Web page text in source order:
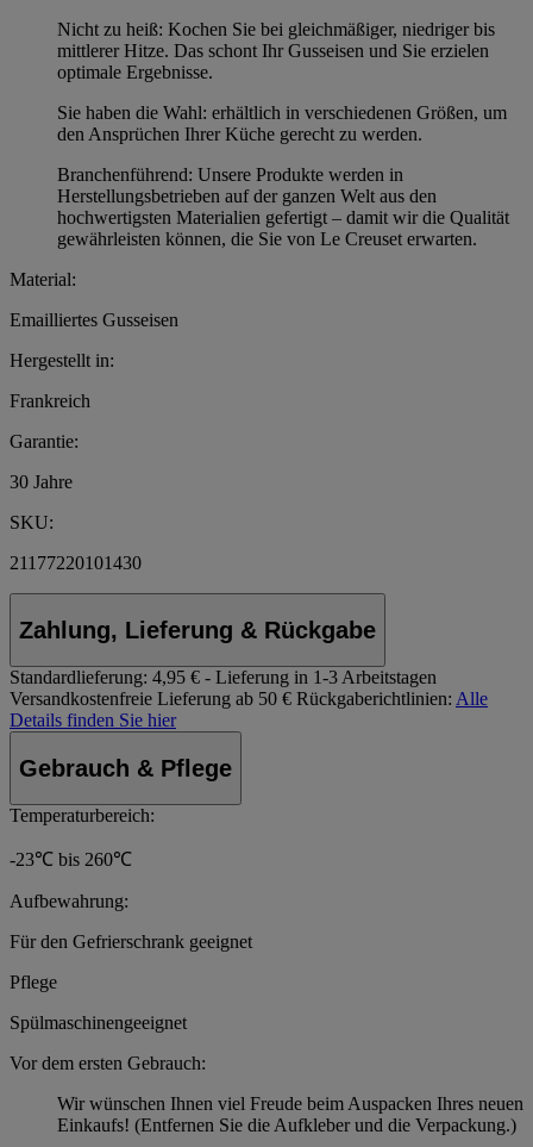
Nicht zu heiß: Kochen Sie bei gleichmäßiger, niedriger bis
mittlerer Hitze. Das schont Ihr Gusseisen und Sie erzielen
optimale Ergebnisse.
Sie haben die Wahl: erhältlich in verschiedenen Größen, um
den Ansprüchen Ihrer Küche gerecht zu werden.
Branchenführend: Unsere Produkte werden in
Herstellungsbetrieben auf der ganzen Welt aus den
hochwertigsten Materialien gefertigt – damit wir die Qualität
gewährleisten können, die Sie von Le Creuset erwarten.
Material:
Emailliertes Gusseisen
Hergestellt in:
Frankreich
Garantie:
30 Jahre
SKU:
21177220101430
Zahlung, Lieferung & Rückgabe
Standardlieferung: 4,95 € - Lieferung in 1-3 Arbeitstagen
Versandkostenfreie Lieferung ab 50 € Rückgaberichtlinien: Alle
Details finden Sie hier
Gebrauch & Pflege
Temperaturbereich:
-23℃ bis 260℃
Aufbewahrung:
Für den Gefrierschrank geeignet
Pflege
Spülmaschinengeeignet
Vor dem ersten Gebrauch:
Wir wünschen Ihnen viel Freude beim Auspacken Ihres neuen
Einkaufs! (Entfernen Sie die Aufkleber und die Verpackung.)